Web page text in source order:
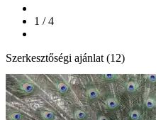
1 / 4
Szerkesztőségi ajánlat (12)